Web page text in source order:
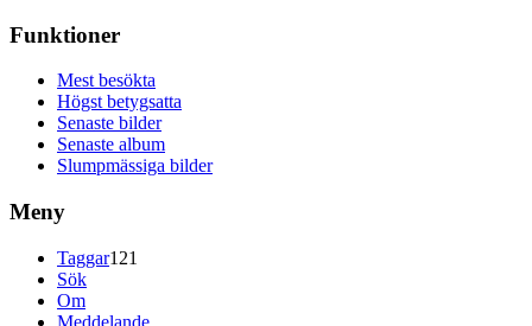
Funktioner
Mest besökta
Högst betygsatta
Senaste bilder
Senaste album
Slumpmässiga bilder
Meny
Taggar121
Sök
Om
Meddelande